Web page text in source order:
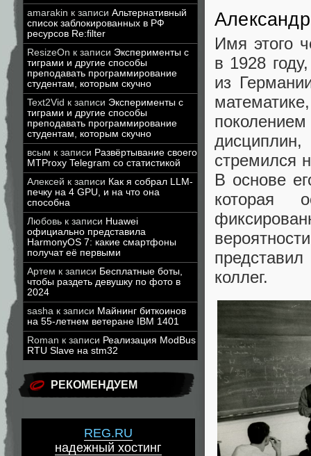
amarakin к записи Альтернативный
список заблокированных в РФ
ресурсов Re:filter
ResizeOn к записи Эксперименты с
тиграми и другие способы
преподавать программирование
студентам, которым скучно
Text2Vid к записи Эксперименты с
тиграми и другие способы
преподавать программирование
студентам, которым скучно
всым к записи Развёртывание своего
MTProxy Telegram со статистикой
Алексей к записи Как я собрал LLM-
печку на 4 GPU, и на что она
способна
Любовь к записи Huawei
официально представила
HarmonyOS 7: какие смартфоны
получат её первыми
Артем к записи Бесплатные боты,
чтобы раздеть девушку по фото в
2024
sasha к записи Майнинг биткоинов
на 55-летнем ветеране IBM 1401
Roman к записи Реализация ModBus
RTU Slave на stm32
РЕКОМЕНДУЕМ
REG.RU
надежный хостинг
Имя этого
в 1928
из
стремился
В основе
которая
коллег.